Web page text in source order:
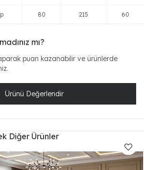
80 215 60
mı?
puan kazanabilir ve ürünlerde
Ürünü Değerlendir
Diğer Ürünler